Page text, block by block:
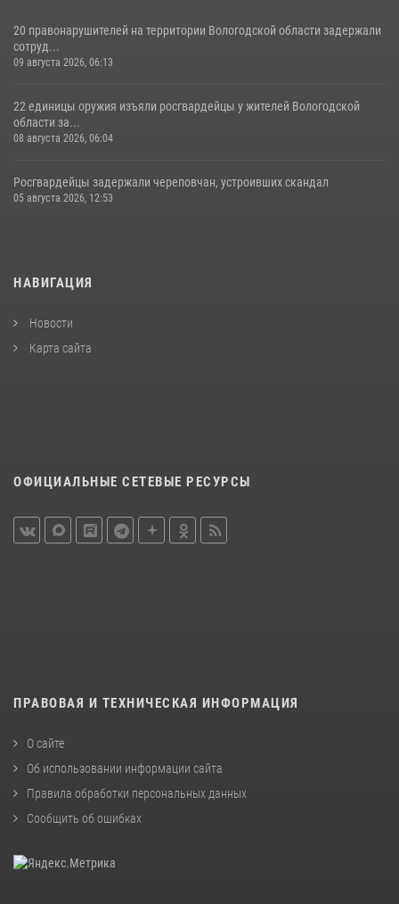
20 правонарушителей на территории Вологодской области задержали
сотруд...
09 августа 2026, 06:13
22 единицы оружия изъяли росгвардейцы у жителей Вологодской
области за...
08 августа 2026, 06:04
Росгвардейцы задержали череповчан, устроивших скандал
05 августа 2026, 12:53
НАВИГАЦИЯ
Новости
Карта сайта
ОФИЦИАЛЬНЫЕ СЕТЕВЫЕ РЕСУРСЫ
ПРАВОВАЯ И ТЕХНИЧЕСКАЯ ИНФОРМАЦИЯ
О сайте
Об использовании информации сайта
Правила обработки персональных данных
Сообщить об ошибках